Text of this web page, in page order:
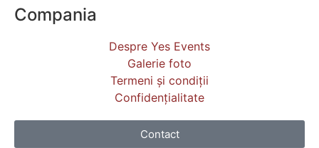
Compania
Despre Yes Events
Galerie foto
Termeni și condiții
Confidențialitate
Contact